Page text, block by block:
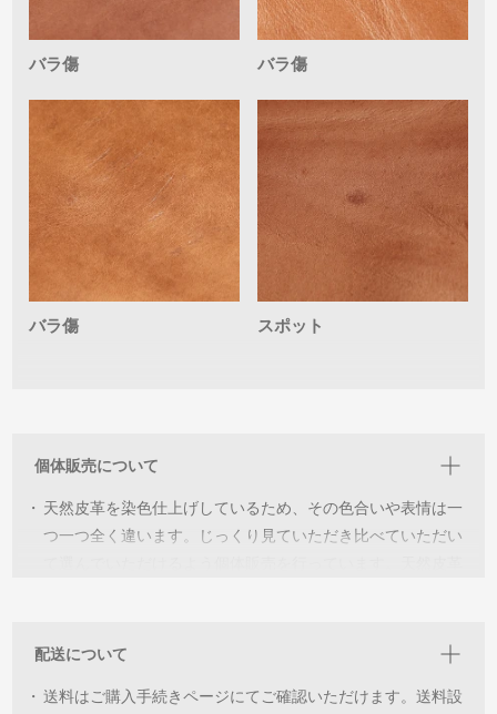
バラ傷 バラ傷
バラ傷 スポット
個体販売について
・ 天然皮革を染色仕上げしているため、その色合いや表情は一
つ一つ全く違います。じっくり見ていただき比べていただい
詳細を見ていただき各個体の特徴をご理解いただいた上でご
購入をお願いしています。イメージが違うなどの返品交換は
配送について
・ 送料はご購入手続きページにてご確認いただけます。送料設